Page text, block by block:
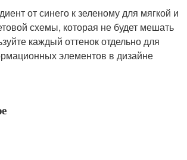
от синего к зеленому для мягкой и
схемы, которая не будет мешать
каждый оттенок отдельно для
элементов в дизайне